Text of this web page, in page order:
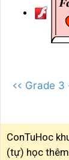
<< Grade 3
ConTuHoc
(tự) học